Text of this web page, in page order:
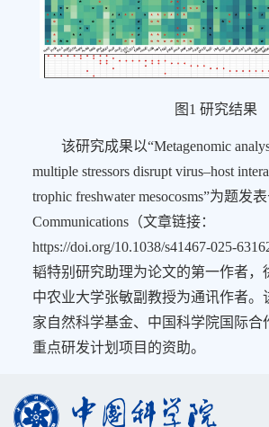
图 1 研究结果
该研究成果以“Metagenomic
multiple stressors disrupt virus–host
trophic freshwater mesocosms”为题发
Communications（文章链接：
https://doi.org/10.1038/s41467-025-
韬特别研究助理为论文的第一作者，
中农业大学张敏副教授为通讯作者。
家自然科学基金、中国科学院国际合
重点研发计划项目的资助。